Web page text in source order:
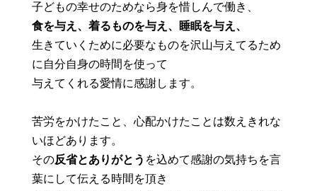
子どもの幸せのためなら身を惜しんで働き、
食を与え、着るものを与え、睡眠を与え、
生きていくために必要なものを沢山与えてるため
に自分自身の時間を使って
与えてくれる愛情に感謝します。
苦労をかけたこと、心配かけたことは数えきれな
いほどあります。
その反省とありがとう を込めて感謝の気持ちを言
葉にして伝える時間を頂き